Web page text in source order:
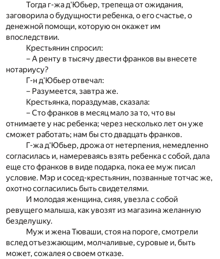
Тогда г-жа д'Юбьер, трепеща от ожидания,
заговорила о будущности ребенка, о его счастье, о
денежной помощи, которую он окажет им
впоследствии.
Крестьянин спросил:
– А ренту в тысячу двести франков вы внесете
нотариусу?
Г-н д'Юбьер отвечал:
– Разумеется, завтра же.
Крестьянка, пораздумав, сказала:
– Сто франков в месяц мало за то, что вы
отнимаете у нас ребенка; через несколько лет он уже
сможет работать; нам бы сто двадцать франков.
Г-жа д'Юбьер, дрожа от нетерпения, немедленно
согласилась и, намереваясь взять ребенка с собой, дала
еще сто франков в виде подарка, пока ее муж писал
условие. Мэр и сосед-крестьянин, позванные тотчас же,
охотно согласились быть свидетелями.
И молодая женщина, сияя, увезла с собой
ревущего малыша, как увозят из магазина желанную
безделушку.
Муж и жена Тюваши, стоя на пороге, смотрели
вслед отъезжающим, молчаливые, суровые и, быть
может, сожалея о своем отказе.